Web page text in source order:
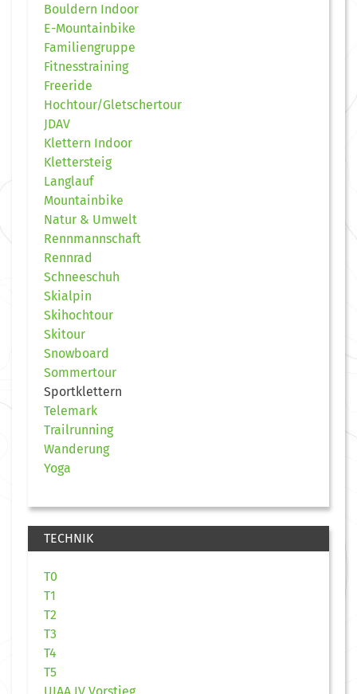
Bouldern Indoor
E-Mountainbike
Familiengruppe
Fitnesstraining
Freeride
Hochtour/Gletschertour
JDAV
Klettern Indoor
Klettersteig
Langlauf
Mountainbike
Natur & Umwelt
Rennmannschaft
Rennrad
Schneeschuh
Skialpin
Skihochtour
Skitour
Snowboard
Sommertour
Sportklettern
Telemark
Trailrunning
Wanderung
Yoga
TECHNIK
T0
T1
T2
T3
T4
T5
UIAA IV Vorstieg